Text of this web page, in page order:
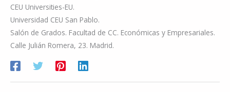
CEU Universities-EU.
Universidad CEU San Pablo.
Salón de Grados. Facultad de CC. Económicas y Empresariales.
Calle Julián Romera, 23. Madrid.